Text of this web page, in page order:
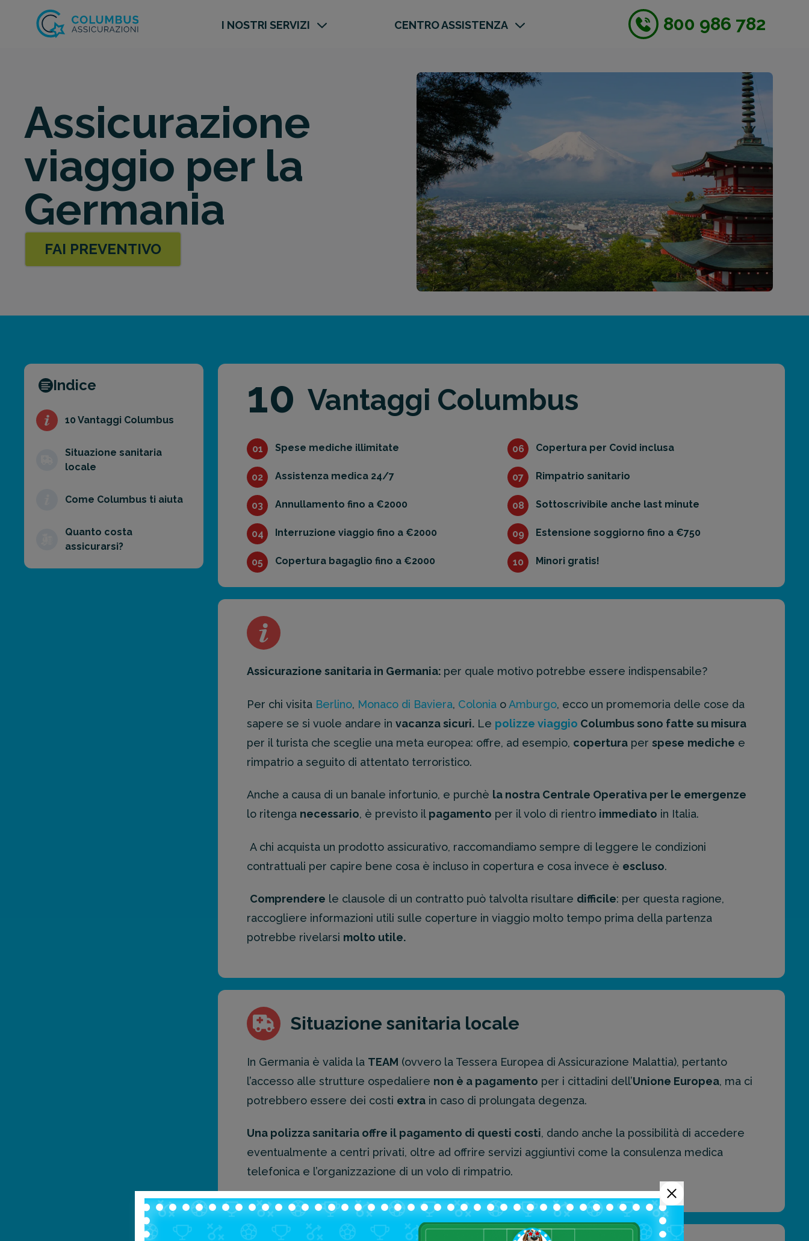
I NOSTRI SERVIZI CENTRO ASSISTENZA 800 986 782
Assicurazione
viaggio per la
Germania
FAI PREVENTIVO
Indice
10 Vantaggi Columbus
Situazione sanitaria
locale
Come Columbus ti aiuta
Quanto costa
assicurarsi?
10 Vantaggi Columbus
01 Spese mediche illimitate
02 Assistenza medica 24/7
03 Annullamento fino a €2000
04 Interruzione viaggio fino a €2000
05 Copertura bagaglio fino a €2000
06 Copertura per Covid inclusa
07 Rimpatrio sanitario
08 Sottoscrivibile anche last minute
09 Estensione soggiorno fino a €750
10 Minori gratis!
Assicurazione sanitaria in Germania: per quale motivo potrebbe essere indispensabile?
Per chi visita Berlino, Monaco di Baviera, Colonia oAmburgo, ecco un promemoria delle cose da
sapere se si vuole andare in vacanza sicuri. Le polizze viaggio Columbus sono fatte su misura
per il turista che sceglie una meta europea: offre, ad esempio, copertura per spese mediche e
rimpatrio a seguito di attentato terroristico.
Anche a causa di un banale infortunio, e purchè la nostra Centrale Operativa per le emergenze
lo ritenga necessario, è previsto il pagamento per il volo di rientro immediato in Italia.
A chi acquista un prodotto assicurativo, raccomandiamo sempre di leggere le condizioni
contrattuali per capire bene cosa è incluso in copertura e cosa invece è escluso.
Comprendere le clausole di un contratto può talvolta risultare difficile: per questa ragione,
raccogliere informazioni utili sulle coperture in viaggio molto tempo prima della partenza
potrebbe rivelarsi molto utile.
Situazione sanitaria locale
In Germania è valida la TEAM (ovvero la Tessera Europea di Assicurazione Malattia), pertanto
l’accesso alle strutture ospedaliere non è a pagamento per i cittadini dell’Unione Europea, ma ci
potrebbero essere dei costi extra in caso di prolungata degenza.
Una polizza sanitaria offre il pagamento di questi costi, dando anche la possibilità di accedere
eventualmente a centri privati, oltre ad offrire servizi aggiuntivi come la consulenza medica
telefonica e l’organizzazione di un volo di rimpatrio.